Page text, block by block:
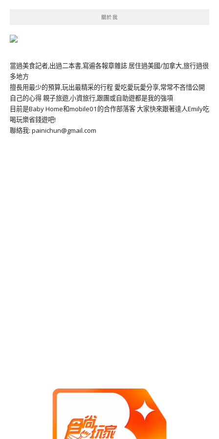
關於我
當過美食記者,出過二本書,寫遍各報章雜誌 居住過美國/加拿大,旅行過很
多地方
擅長用最少的預算,玩出最精采的行程 愛吃愛玩愛分享,常常不吝惜公開
自己的心得 親子旅遊,小資旅行,跟團或自助遊都是我的強項
目前是Baby Home和mobile01的合作部落客 大家快來跟著達人Emily吃
喝玩樂省錢遊吧!
聯絡我: painichun@gmail.com